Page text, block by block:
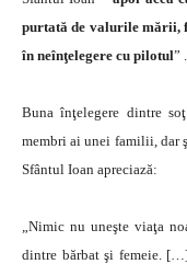
purtată de valurile mării,
în neînţelegere cu pilotul” .
Buna înţelegere dintre
membri ai unei familii, dar
Sfântul Ioan apreciază:
„Nimic nu uneşte viaţa
dintre bărbat şi femeie.